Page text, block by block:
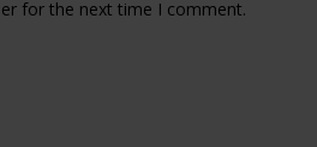
for the next time I comment.